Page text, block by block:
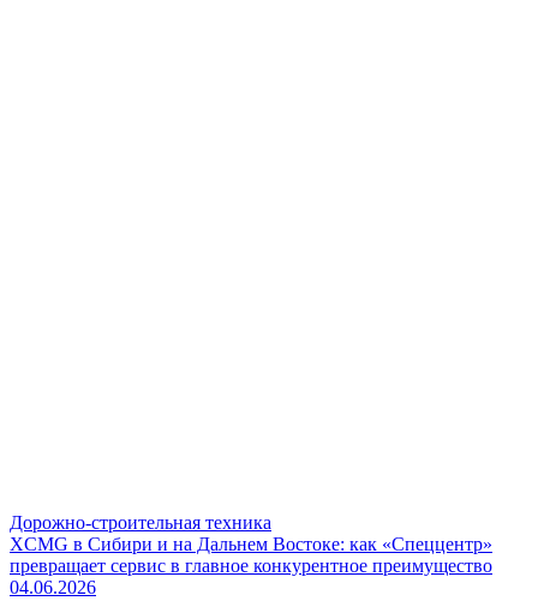
Дорожно-строительная техника
XCMG в Сибири и на Дальнем Востоке: как «Спеццентр»
превращает сервис в главное конкурентное преимущество
04.06.2026